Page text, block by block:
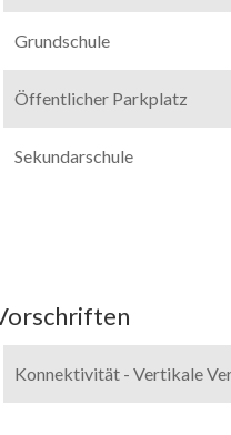
Grundschule
Öffentlicher Parkplatz
Sekundarschule
Konnektivität - Vertikale